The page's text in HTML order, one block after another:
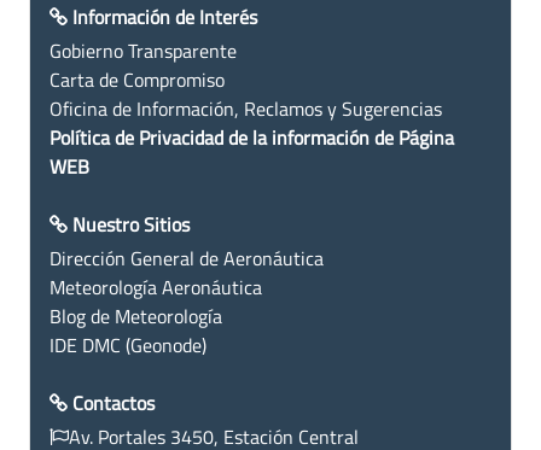
Información de Interés
Gobierno Transparente
Carta de Compromiso
Oficina de Información, Reclamos y Sugerencias
Política de Privacidad de la información de Página
WEB
Nuestro Sitios
Dirección General de Aeronáutica
Meteorología Aeronáutica
Blog de Meteorología
IDE DMC (Geonode)
Contactos
Av. Portales 3450, Estación Central